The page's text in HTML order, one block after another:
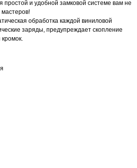
простой и удобной замковой системе вам не
обработка каждой виниловой
заряды, предупреждает скопление